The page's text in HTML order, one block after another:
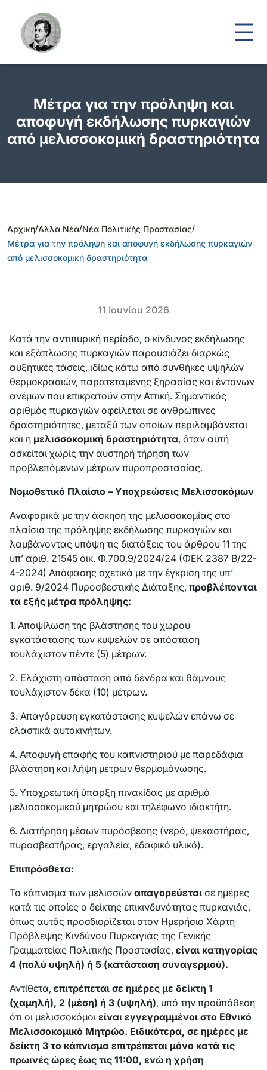
Μέτρα για την πρόληψη και
αποφυγή εκδήλωσης πυρκαγιών
από μελισσοκομική δραστηριότητα
Αρχική/Άλλα Νέα/Νέα Πολιτικής Προστασίας/
Μέτρα για την πρόληψη και αποφυγή εκδήλωσης πυρκαγιών
από μελισσοκομική δραστηριότητα
11 Ιουνίου 2026
Κατά την αντιπυρική περίοδο, ο κίνδυνος εκδήλωσης
και εξάπλωσης πυρκαγιών παρουσιάζει διαρκώς
αυξητικές τάσεις, ιδίως κάτω από συνθήκες υψηλών
θερμοκρασιών, παρατεταμένης ξηρασίας και έντονων
ανέμων που επικρατούν στην Αττική. Σημαντικός
αριθμός πυρκαγιών οφείλεται σε ανθρώπινες
δραστηριότητες, μεταξύ των οποίων περιλαμβάνεται
και η μελισσοκομική δραστηριότητα, όταν αυτή
ασκείται χωρίς την αυστηρή τήρηση των
προβλεπόμενων μέτρων πυροπροστασίας.
Νομοθετικό Πλαίσιο – Υποχρεώσεις Μελισσοκόμων
Αναφορικά με την άσκηση της μελισσοκομίας στο
πλαίσιο της πρόληψης εκδήλωσης πυρκαγιών και
λαμβάνοντας υπόψη τις διατάξεις του άρθρου 11 της
υπ’ αριθ. 21545 οικ. Φ.700.9/2024/24 (ΦΕΚ 2387 Β/22-
4-2024) Απόφασης σχετικά με την έγκριση της υπ’
αριθ. 9/2024 Πυροσβεστικής Διάταξης, προβλέπονται
τα εξής μέτρα πρόληψης:
1. Αποψίλωση της βλάστησης του χώρου
εγκατάστασης των κυψελών σε απόσταση
τουλάχιστον πέντε (5) μέτρων.
2. Ελάχιστη απόσταση από δένδρα και θάμνους
τουλάχιστον δέκα (10) μέτρων.
3. Απαγόρευση εγκατάστασης κυψελών επάνω σε
ελαστικά αυτοκινήτων.
4. Αποφυγή επαφής του καπνιστηριού με παρεδάφια
βλάστηση και λήψη μέτρων θερμομόνωσης.
5. Υποχρεωτική ύπαρξη πινακίδας με αριθμό
μελισσοκομικού μητρώου και τηλέφωνο ιδιοκτήτη.
6. Διατήρηση μέσων πυρόσβεσης (νερό, ψεκαστήρας,
πυροσβεστήρας, εργαλεία, εδαφικό υλικό).
Επιπρόσθετα:
Το κάπνισμα των μελισσών απαγορεύεται σε ημέρες
κατά τις οποίες ο δείκτης επικινδυνότητας πυρκαγιάς,
όπως αυτός προσδιορίζεται στον Ημερήσιο Χάρτη
Πρόβλεψης Κινδύνου Πυρκαγιάς της Γενικής
Γραμματείας Πολιτικής Προστασίας, είναι κατηγορίας
4 (πολύ υψηλή) ή 5 (κατάσταση συναγερμού).
Αντίθετα, επιτρέπεται σε ημέρες με δείκτη 1
(χαμηλή), 2 (μέση) ή 3 (υψηλή), υπό την προϋπόθεση
ότι οι μελισσοκόμοι είναι εγγεγραμμένοι στο Εθνικό
Μελισσοκομικό Μητρώο. Ειδικότερα, σε ημέρες με
δείκτη 3 το κάπνισμα επιτρέπεται μόνο κατά τις
πρωινές ώρες έως τις 11:00, ενώ η χρήση